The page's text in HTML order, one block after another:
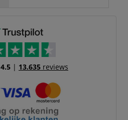
4.5| 13.635reviews